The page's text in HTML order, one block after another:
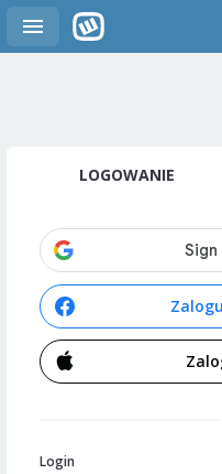
LOGOWANIE
Login